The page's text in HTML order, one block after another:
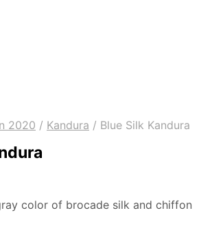
2020 / Kandura / Blue Silk Kandura
color of brocade silk and chiffon